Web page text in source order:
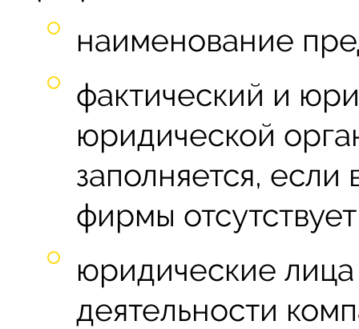
наименование
фактический и
юридической
заполняется, если
фирмы
юридические
деятельности